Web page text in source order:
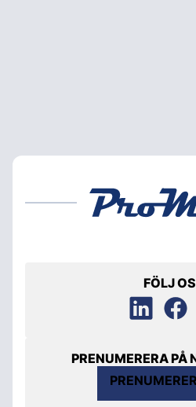
FÖLJ
PRENUMERERA PÅ